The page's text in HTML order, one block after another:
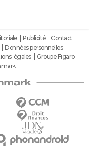
Publicité
Contact
Données personnelles
légales
Groupe Figaro